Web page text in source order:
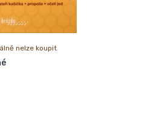
nelze koupit